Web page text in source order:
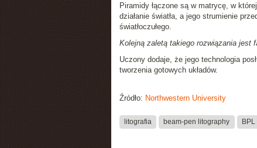
Piramidy łączone są w matrycę, w
działanie światła, a jego strumienie
światłoczułego.
Kolejną zaletą takiego rozwiązania jest
Uczony dodaje, że jego technologia
tworzenia gotowych układów.
Źródło: Northwestern University
litografia beam-pen litography BPL